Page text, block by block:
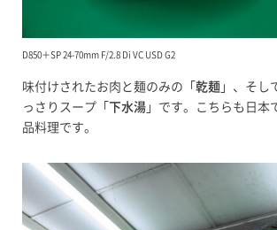
D850＋SP 24-70mm F/2.8 Di VC USD G2
味付けされたお肉と麺のみの「 乾麺 」、そし
っさりスープ「 下水湯 」です。こちらも日本
品料理です。